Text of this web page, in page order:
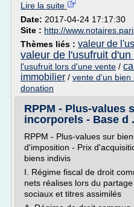
Lire la suite
Date: 2017-04-24 17:17:30
Site : http://
Thèmes liés : valeur de
valeur de l'usufruit
l'usufruit lors d'une vente /
immobilier / vente d'un bien
donation
RPPM - Plus-values
incorporels - Base d
RPPM - Plus-values sur
d'imposition - Prix
biens indivis
I. Régime fiscal de droit
nets réalises lors du
sociaux et titres assimilés